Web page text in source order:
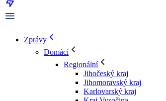
Zprávy
Domácí
Regionální
Jihočeský kraj
Jihomoravský kraj
Karlovarský kraj